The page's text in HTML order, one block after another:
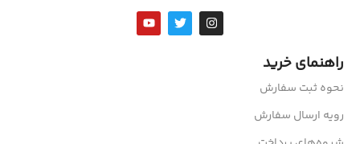
راهنمای خرید
نحوه ثبت سفارش
رویه ارسال سفارش